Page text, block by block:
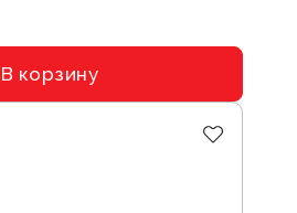
В корзину